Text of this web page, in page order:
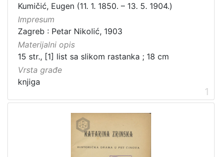
Kumičić, Eugen (11. 1. 1850. – 13. 5. 1904.)
Impresum
Zagreb : Petar Nikolić, 1903
Materijalni opis
15 str., [1] list sa slikom rastanka ; 18 cm
Vrsta građe
knjiga
1